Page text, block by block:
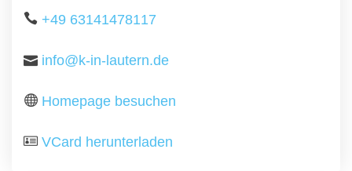
+49 63141478117
info@k-in-lautern.de
Homepage besuchen
VCard herunterladen